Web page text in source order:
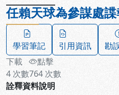
任賴天球為參謀處
學習筆記 引用資訊 勘
下載
4 次數
點擊
764 次數
詮釋資料說明